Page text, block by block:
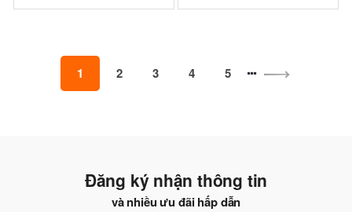
1 2 3 4 5
Đăng ký nhận thông tin
và nhiều ưu đãi hấp dẫn